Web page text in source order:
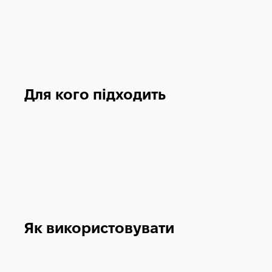
Для кого підходить
Як використовувати